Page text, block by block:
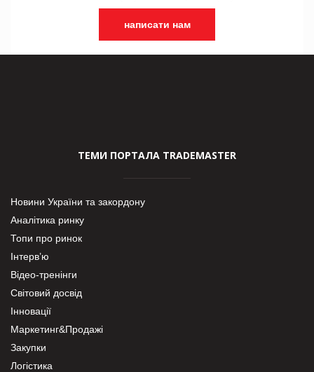
написати нам
ТЕМИ ПОРТАЛА TRADEMASTER
Новини України та закордону
Аналітика ринку
Топи про ринок
Інтерв’ю
Відео-тренінги
Світовий досвід
Інновації
Маркетинг&Продажі
Закупки
Логістика